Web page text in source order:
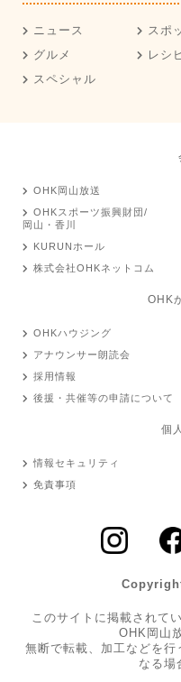
ニュース スポ
グルメ
レシ
スペシャル
OHK岡山放送
OHKスポーツ振興財団/
岡山・香川
KURUNホール
株式会社OHKネットコム
OHK
OHKハウジング
アナウンサー朗読会
採用情報
後援・共催等の申請について
個
情報セキュリティ
免責事項
このサイトに掲載されて
OHK岡山
無断で転載、加工などを
なる場